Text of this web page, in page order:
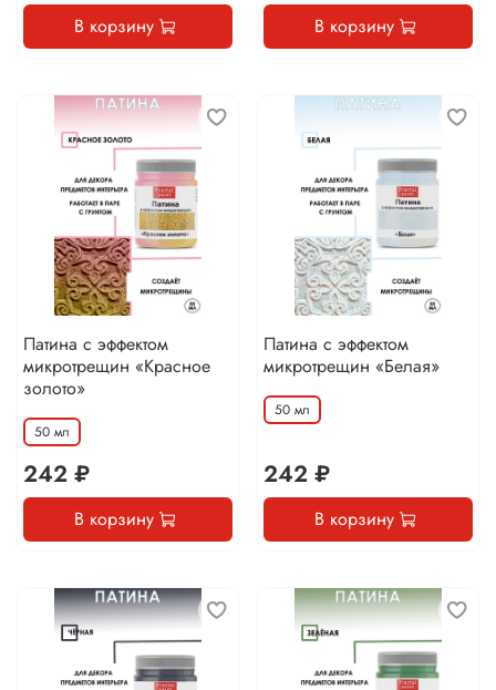
В корзину В корзину
Патина с эффектом
микротрещин «Красное
золото»
50 мл
242 ₽
В корзину
Патина с эффектом
микротрещин «Белая»
50 мл
242 ₽
В корзину